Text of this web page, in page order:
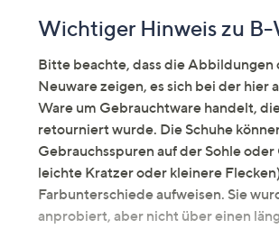
Wichtiger Hinweis zu B-
Bitte beachte, dass die Abbildungen
Neuware zeigen, es sich bei der hier
Ware um Gebrauchtware handelt,
retourniert wurde. Die Schuhe
Gebrauchsspuren auf der Sohle
leichte Kratzer oder kleinere
Farbunterschiede aufweisen. Sie
anprobiert, aber nicht über einen